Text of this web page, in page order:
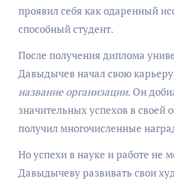
проявил себя как одаренный
способный студент.
После получения диплома
Давыдычев начал свою
название организации. Он
значительных успехов в своей
получил многочисленные
Но успехи в науке и работе не
Давыдычеву развивать свои